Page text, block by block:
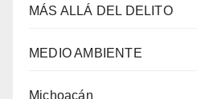
MÁS ALLÁ DEL DELITO
MEDIO AMBIENTE
Michoacán